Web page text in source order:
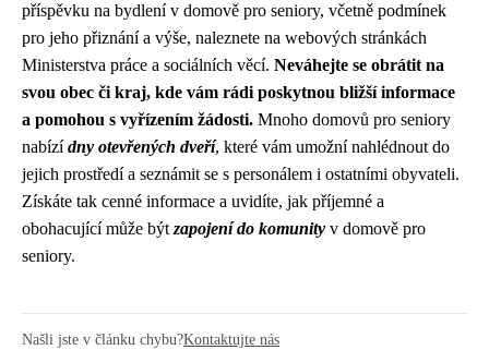
příspěvku na bydlení v domově pro seniory, včetně podmínek
pro jeho přiznání a výše, naleznete na webových stránkách
Ministerstva práce a sociálních věcí. Neváhejte se obrátit na
svou obec či kraj, kde vám rádi poskytnou bližší informace
a pomohou s vyřízením žádosti. Mnoho domovů pro seniory
nabízídny otevřených dveří, které vám umožní nahlédnout do
jejich prostředí a seznámit se s personálem i ostatními obyvateli.
Získáte tak cenné informace a uvidíte, jak příjemné a
obohacující může být zapojení do komunity v domově pro
seniory.
Našli jste v článku chybu?Kontaktujte nás